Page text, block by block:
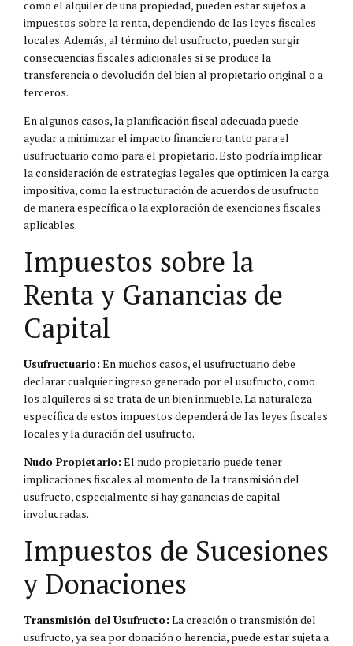
como el alquiler de una propiedad, pueden estar sujetos a
impuestos sobre la renta, dependiendo de las leyes fiscales
locales. Además, al término del usufructo, pueden surgir
consecuencias fiscales adicionales si se produce la
transferencia o devolución del bien al propietario original o a
terceros.
En algunos casos, la planificación fiscal adecuada puede
ayudar a minimizar el impacto financiero tanto para el
usufructuario como para el propietario. Esto podría implicar
la consideración de estrategias legales que optimicen la carga
impositiva, como la estructuración de acuerdos de usufructo
de manera específica o la exploración de exenciones fiscales
aplicables.
Impuestos sobre la
Renta y Ganancias de
Capital
Usufructuario: En muchos casos, el usufructuario debe
declarar cualquier ingreso generado por el usufructo, como
los alquileres si se trata de un bien inmueble. La naturaleza
específica de estos impuestos dependerá de las leyes fiscales
locales y la duración del usufructo.
Nudo Propietario: El nudo propietario puede tener
implicaciones fiscales al momento de la transmisión del
usufructo, especialmente si hay ganancias de capital
involucradas.
Impuestos de Sucesiones
y Donaciones
Transmisión del Usufructo: La creación o transmisión del
usufructo, ya sea por donación o herencia, puede estar sujeta a